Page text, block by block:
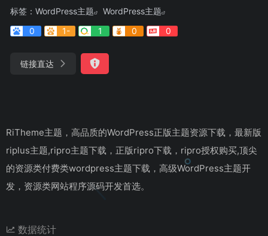
标签： WordPress主题
WordPress主题
0
1- 1 0 0
链接直达
RiTheme主题，高品质的WordPress正版主题资源下载，最新版
riplus主题,ripro主题下载，正版ripro下载，ripro授权购买,顶尖
的资源类付费类wordpress主题下载，高级WordPress主题开
发，资源类网站程序源码开发首选。
数据统计